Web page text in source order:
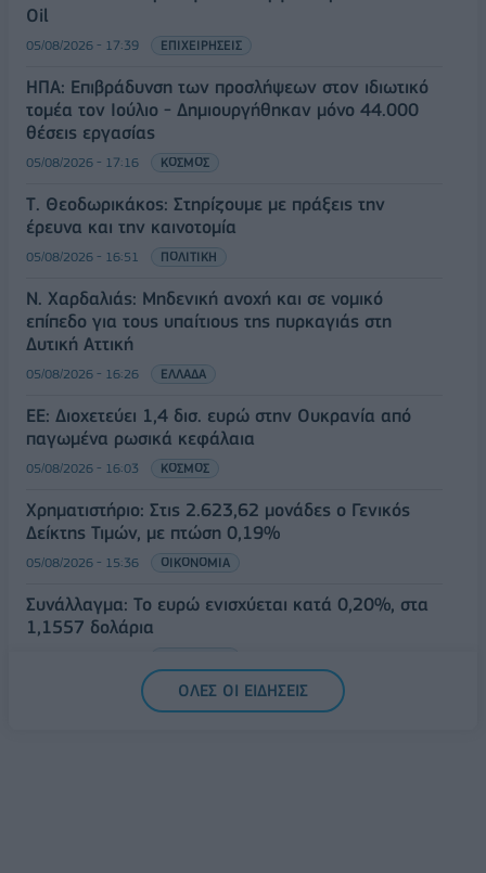
Oil
05/08/2026 - 17:39 ΕΠΙΧΕΙΡΗΣΕΙΣ
ΗΠΑ: Επιβράδυνση των προσλήψεων στον ιδιωτικό
τομέα τον Ιούλιο - Δημιουργήθηκαν μόνο 44.000
θέσεις εργασίας
05/08/2026 - 17:16 ΚΟΣΜΟΣ
Τ. Θεοδωρικάκος: Στηρίζουμε με πράξεις την
έρευνα και την καινοτομία
05/08/2026 - 16:51 ΠΟΛΙΤΙΚΗ
Ν. Χαρδαλιάς: Μηδενική ανοχή και σε νομικό
επίπεδο για τους υπαίτιους της πυρκαγιάς στη
Δυτική Αττική
05/08/2026 - 16:26 ΕΛΛΑΔΑ
ΕΕ: Διοχετεύει 1,4 δισ. ευρώ στην Ουκρανία από
παγωμένα ρωσικά κεφάλαια
05/08/2026 - 16:03 ΚΟΣΜΟΣ
Χρηματιστήριο: Στις 2.623,62 μονάδες ο Γενικός
Δείκτης Τιμών, με πτώση 0,19%
05/08/2026 - 15:36 ΟΙΚΟΝΟΜΙΑ
Συνάλλαγμα: Το ευρώ ενισχύεται κατά 0,20%, στα
1,1557 δολάρια
ΟΛΕΣ ΟΙ ΕΙΔΗΣΕΙΣ